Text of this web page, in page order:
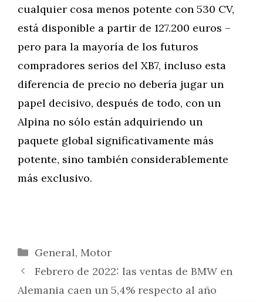
cualquier cosa menos potente con 530 CV,
está disponible a partir de 127.200 euros –
pero para la mayoría de los futuros
compradores serios del XB7, incluso esta
diferencia de precio no debería jugar un
papel decisivo, después de todo, con un
Alpina no sólo están adquiriendo un
paquete global significativamente más
potente, sino también considerablemente
más exclusivo.
Categorías
General, Motor
Febrero de 2022: las ventas de BMW en
Alemania caen un 5,4% respecto al año